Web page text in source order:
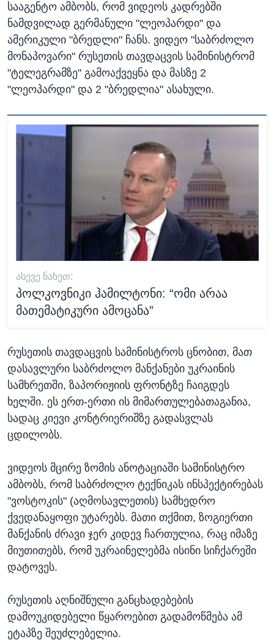
სააგენტო ამბობს, რომ ვიდეოს კადრებში
ნამდვილად გერმანული "ლეოპარდი" და
ამერიკული "ბრედლი" ჩანს. ვიდეო "საბრძოლო
მონაპოვარი" რუსეთის თავდაცვის სამინისტრომ
"ტელეგრამზე" გამოაქვეყნა და მასზე 2
"ლეოპარდი" და 2 "ბრედლია" ასახული.
ᲐᲡᲔᲕᲔ ᲜᲐᲮᲔᲗ:
პოლკოვნიკი ჰამილტონი: “ომი არაა
მათემატიკური ამოცანა”
რუსეთის თავდაცვის სამინისტროს ცნობით, მათ
დასავლური საბრძოლო მანქანები უკრაინის
სამხრეთში, ზაპორიჟიის ფრონტზე ჩაიგდეს
ხელში. ეს ერთ-ერთი ის მიმართულებათაგანია,
სადაც კიევი კონტრიერიშზე გადასვლას
ცდილობს.
ვიდეოს მცირე ზომის ანოტაციაში სამინისტრო
ამბობს, რომ საბრძოლო ტექნიკას ინსპექტირებას
"ვოსტოკის" (აღმოსავლეთის) სამხედრო
ქვედანაყოფი უტარებს. მათი თქმით, ზოგიერთი
მანქანის ძრავი ჯერ კიდევ ჩართულია, რაც იმაზე
მიუთითებს, რომ უკრაინელებმა ისინი სიჩქარეში
დატოვეს.
რუსეთის აღნიშნული განცხადებების
დამოუკიდებელი წყაროებით გადამოწმება ამ
ეტაპზე შეუძლებელია.